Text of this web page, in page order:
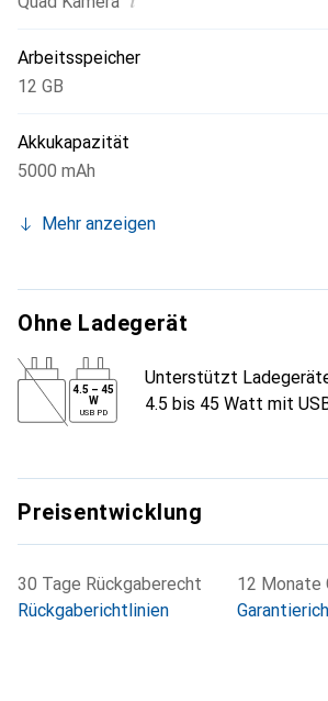
Arbeitsspeicher
12 GB
Akkukapazität
5000 mAh
Mehr anzeigen
Ohne Ladegerät
4.5 – 45
W
USB PD
Unterstützt
4.5 bis 45 Watt mit
Preisentwicklung
30 Tage Rückgaberecht
Rückgaberichtlinien
12 Monate